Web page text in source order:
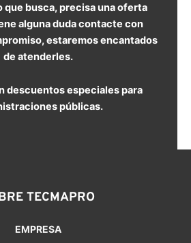
que busca, precisa una oferta
alguna duda contacte con
estaremos encantados
de atenderles.
descuentos especiales para
públicas.
TECMAPRO
EMPRESA